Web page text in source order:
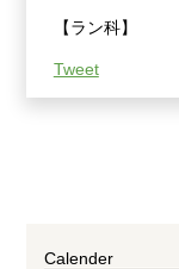
【ラン科】
Tweet
Calender